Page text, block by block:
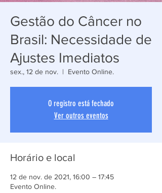
Gestão do Câncer no
Brasil: Necessidade de
Ajustes Imediatos
sex., 12 de nov.
  |
Evento Online.
O registro está fechado
Ver outros eventos
Horário e local
12 de nov. de 2021, 16:00 – 17:45
Evento Online.